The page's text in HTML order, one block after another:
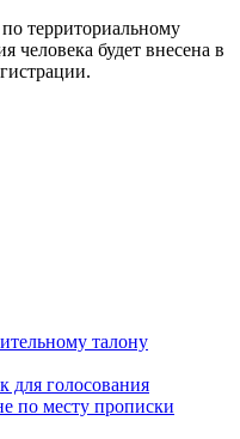
территориальному
человека будет внесена в
талону
для голосования
по месту прописки